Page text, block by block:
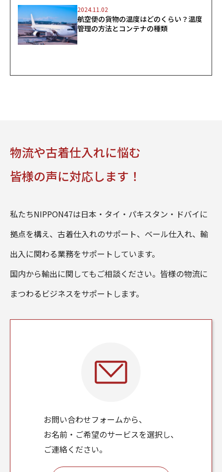
2024.11.02
航空便の貨物の温度はどのくらい？温度
管理の方法とコンテナの種類
物流や古着仕入れに悩む
皆様の声に対応します！
私たちNIPPON47は日本・タイ・パキスタン・ドバイに
拠点を構え、古着仕入れのサポート、ベール仕入れ、輸
出入に関わる業務をサポートしています。
国内から輸出に関してもご相談ください。皆様の物流に
まつわるビジネスをサポートします。
お問い合わせフォームから、
お名前・ご希望のサービスを選択し、
ご連絡ください。